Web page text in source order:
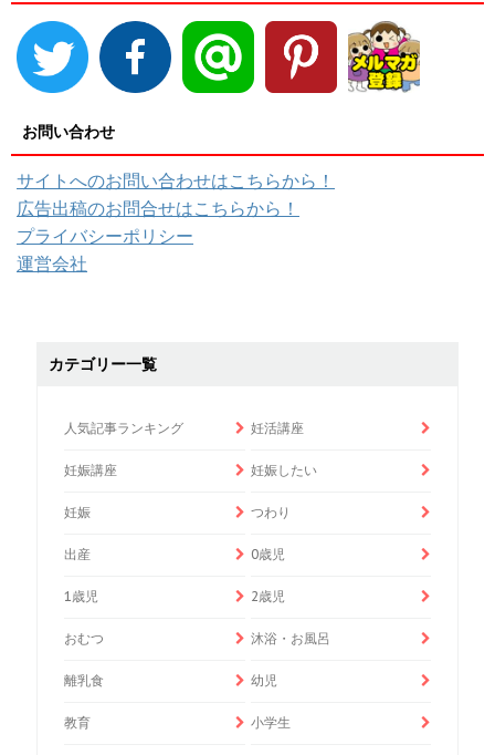
お問い合わせ
サイトへのお問い合わせはこちらから！
広告出稿のお問合せはこちらから！
プライバシーポリシー
運営会社
カテゴリー一覧
人気記事ランキング 妊活講座
妊娠講座 妊娠したい
妊娠 つわり
出産 0歳児
1歳児 2歳児
おむつ 沐浴・お風呂
離乳食 幼児
教育 小学生